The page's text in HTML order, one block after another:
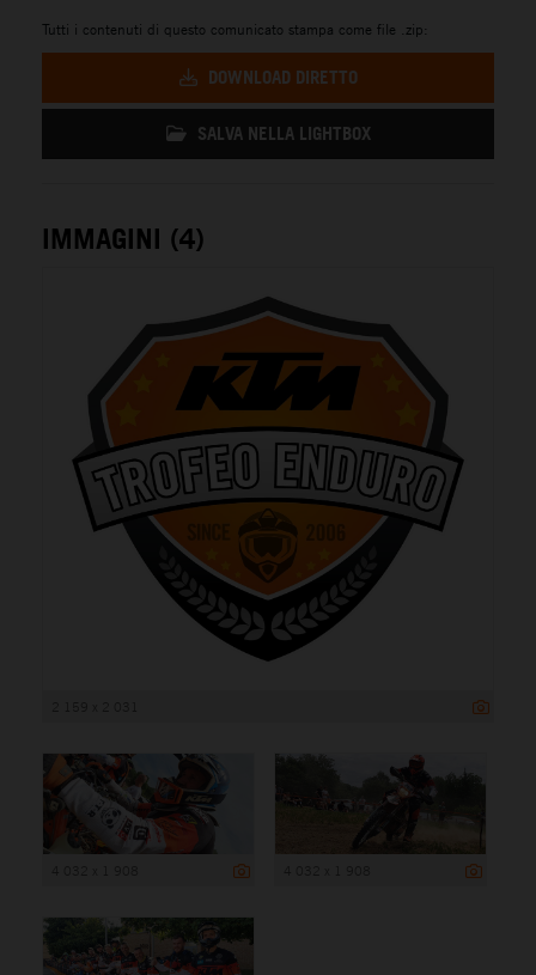
Tutti i contenuti di questo comunicato stampa come file .zip:
DOWNLOAD DIRETTO
SALVA NELLA LIGHTBOX
IMMAGINI (4)